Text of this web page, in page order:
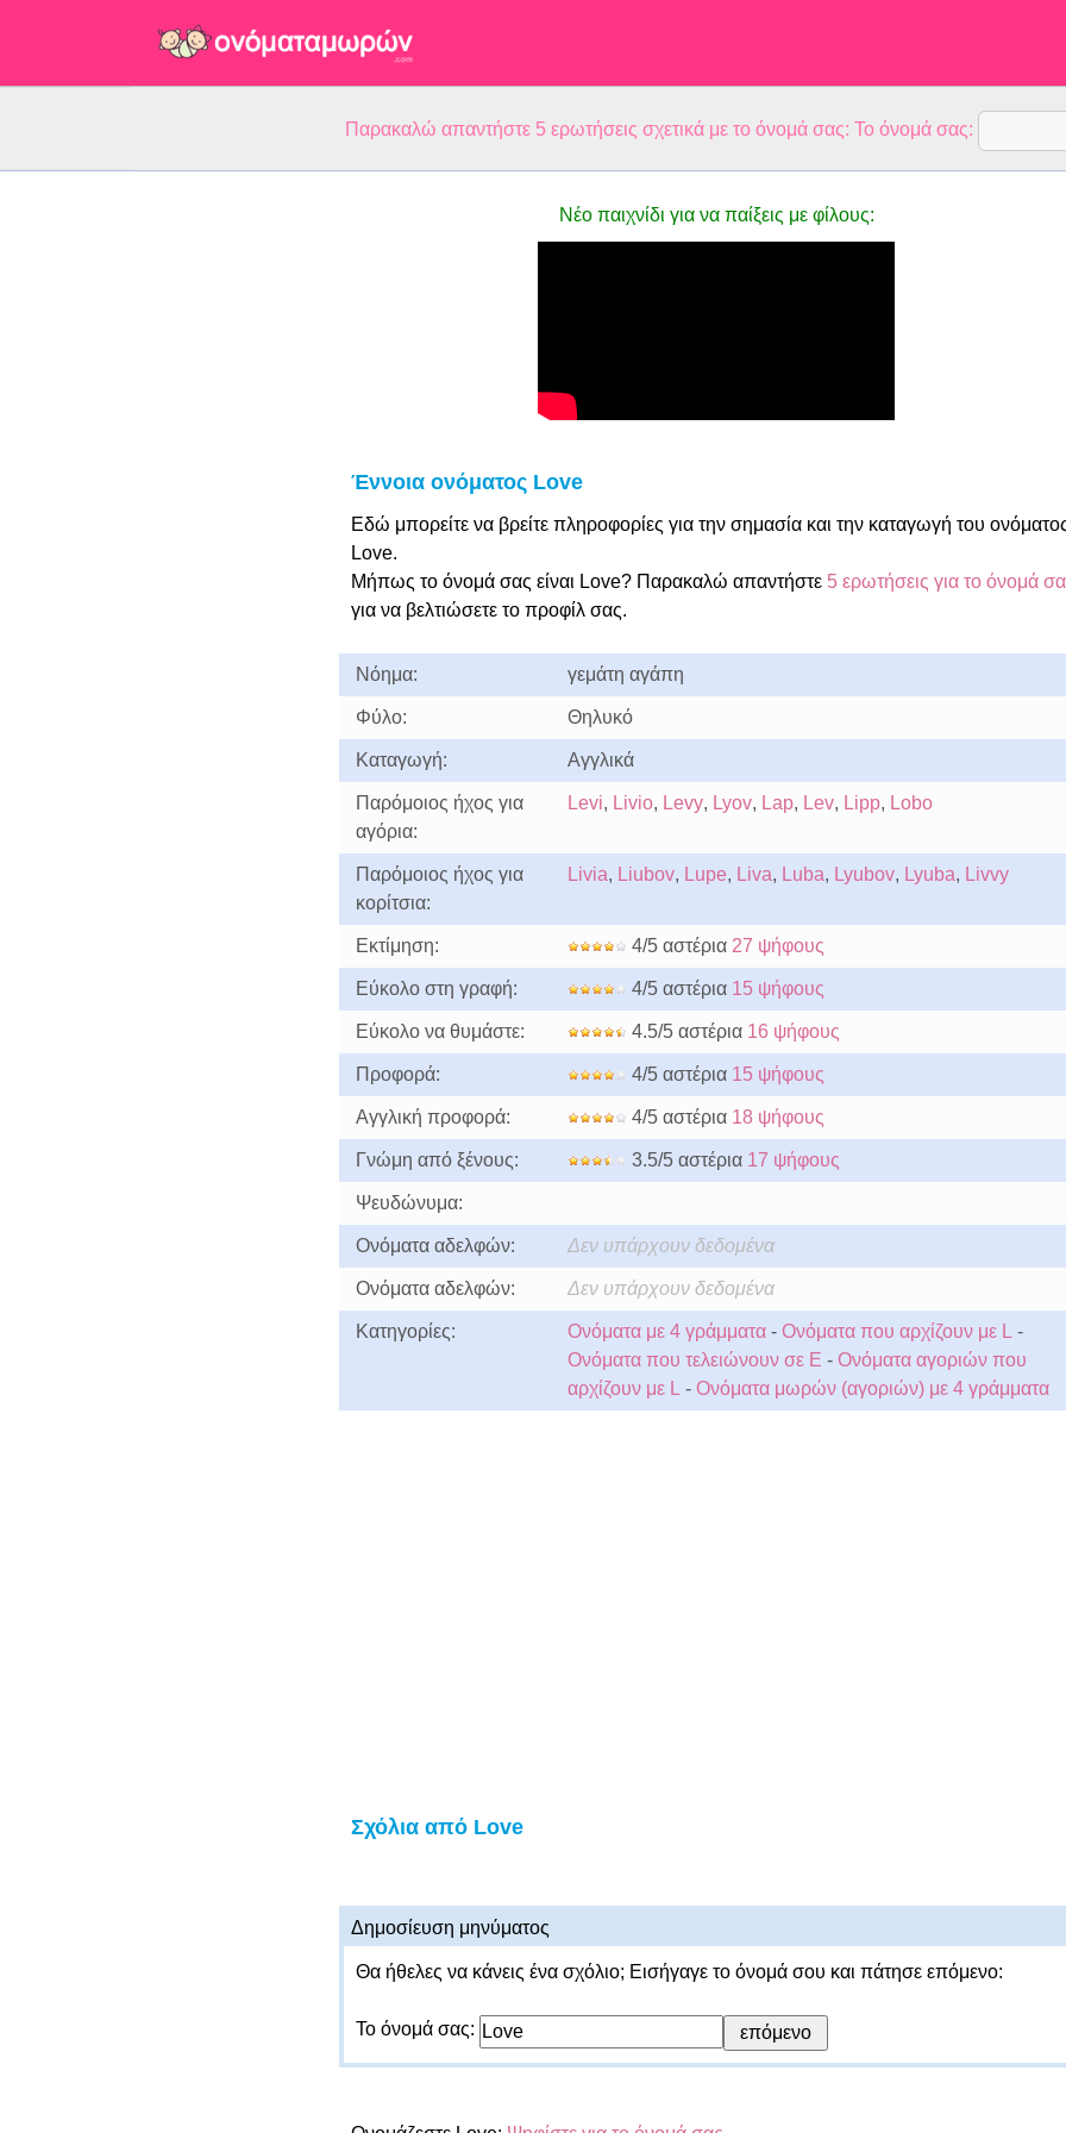
Παρακαλώ απαντήστε 5 ερωτήσεις σχετικά με το όνομά σας: Το όνομά σας:
Νέο παιχνίδι για να παίξεις με φίλους:
Έννοια ονόματος Love
Εδώ μπορείτε να βρείτε πληροφορίες για την σημασία και την καταγωγή του
Love.
Μήπως το όνομά σας είναι Love? Παρακαλώ απαντήστε5 ερωτήσεις για το όνομά
για να βελτιώσετε το προφίλ σας.
Νόημα: γεμάτη αγάπη
Φύλο: Θηλυκό
Καταγωγή: Αγγλικά
Παρόμοιος ήχος για
αγόρια:
Levi, Livio, Levy, Lyov, Lap, Lev, Lipp, Lobo
Παρόμοιος ήχος για
κορίτσια:
Livia, Liubov, Lupe, Liva, Luba, Lyubov, Lyuba, Livvy
Εκτίμηση: 4/5 αστέρια 27 ψήφους
Εύκολο στη γραφή: 4/5 αστέρια 15 ψήφους
Εύκολο να θυμάστε: 4.5/5 αστέρια 16 ψήφους
Προφορά: 4/5 αστέρια 15 ψήφους
Αγγλική προφορά: 4/5 αστέρια 18 ψήφους
Γνώμη από ξένους: 3.5/5 αστέρια 17 ψήφους
Ψευδώνυμα:
Ονόματα αδελφών: Δεν υπάρχουν δεδομένα
Ονόματα αδελφών: Δεν υπάρχουν δεδομένα
Κατηγορίες: Ονόματα με 4 γράμματα- Ονόματα που αρχίζουν με L -
Ονόματα που τελειώνουν σε E - Ονόματα αγοριών που
αρχίζουν με L - Ονόματα μωρών (αγοριών) με 4 γράμματα
Σχόλια από Love
Δημοσίευση μηνύματος
Θα ήθελες να κάνεις ένα σχόλιο; Εισήγαγε το όνομά σου και πάτησε επόμενο:
Το όνομά σας: